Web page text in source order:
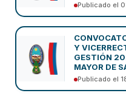
Publicado el
Y
GESTIÓN
MAYOR DE
Publicado el